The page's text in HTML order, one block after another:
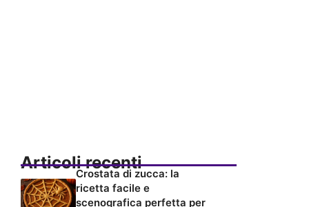
Articoli recenti
Crostata di zucca: la
ricetta facile e
scenografica perfetta per